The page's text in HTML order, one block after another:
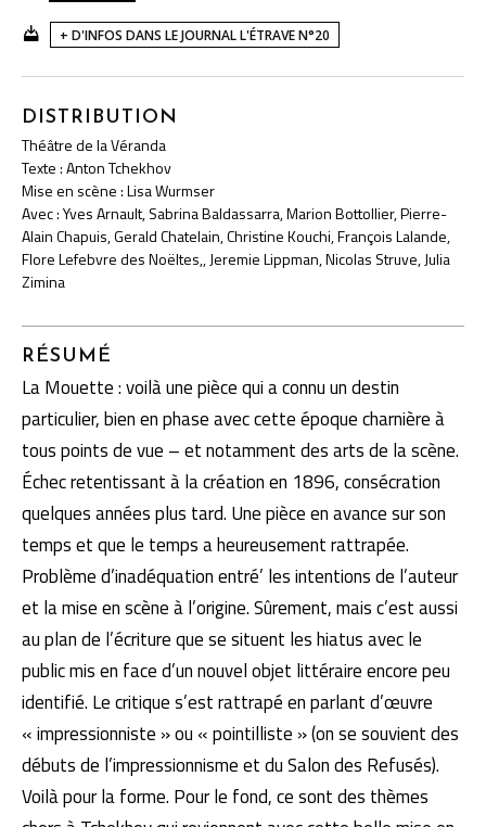
+ D'INFOS DANS LE JOURNAL L'ÉTRAVE N°20
DISTRIBUTION
Théâtre de la Véranda
Texte : Anton Tchekhov
Mise en scène : Lisa Wurmser
Avec : Yves Arnault, Sabrina Baldassarra, Marion Bottollier, Pierre-
Alain Chapuis, Gerald Chatelain, Christine Kouchi, François Lalande,
Flore Lefebvre des Noëltes,, Jeremie Lippman, Nicolas Struve, Julia
Zimina
RÉSUMÉ
La Mouette : voilà une pièce qui a connu un destin
particulier, bien en phase avec cette époque charnière à
tous points de vue – et notamment des arts de la scène.
Échec retentissant à la création en 1896, consécration
quelques années plus tard. Une pièce en avance sur son
temps et que le temps a heureusement rattrapée.
Problème d’inadéquation entré’ les intentions de l’auteur
et la mise en scène à l’origine. Sûrement, mais c’est aussi
au plan de l’écriture que se situent les hiatus avec le
public mis en face d’un nouvel objet littéraire encore peu
identifié. Le critique s’est rattrapé en parlant d’œuvre
« impressionniste » ou « pointilliste » (on se souvient des
débuts de l’impressionnisme et du Salon des Refusés).
Voilà pour la forme. Pour le fond, ce sont des thèmes